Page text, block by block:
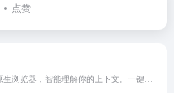
点赞